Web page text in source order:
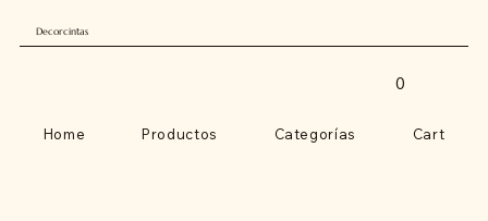
Decorcintas
Home Productos Categorías Cart
0